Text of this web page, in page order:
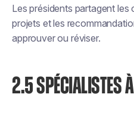
Les présidents partagent les
projets et les
approuver ou réviser.
2.5 SPÉCIALISTES